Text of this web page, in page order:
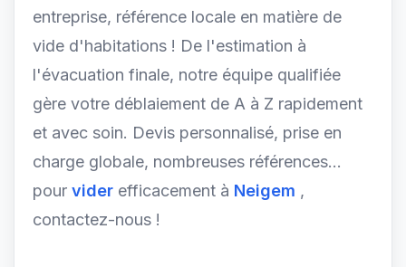
entreprise, référence locale en matière de
vide d'habitations ! De l'estimation à
l'évacuation finale, notre équipe qualifiée
gère votre déblaiement de A à Z rapidement
et avec soin. Devis personnalisé, prise en
charge globale, nombreuses références...
pour vider efficacement à Neigem ,
contactez-nous !